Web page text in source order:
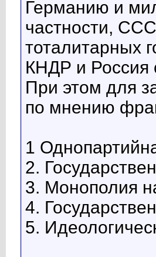
Германию и
частности,
тоталитарных
КНДР и Россия
При этом для
по мнению
1
2.
3. Монополия
4.
5.